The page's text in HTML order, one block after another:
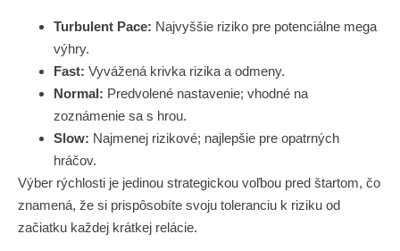
Turbulent Pace: Najvyššie riziko pre potenciálne mega
výhry.
Fast: Vyvážená krivka rizika a odmeny.
Normal: Predvolené nastavenie; vhodné na
zoznámenie sa s hrou.
Slow: Najmenej rizikové; najlepšie pre opatrných
hráčov.
Výber rýchlosti je jedinou strategickou voľbou pred štartom, čo
znamená, že si prispôsobíte svoju toleranciu k riziku od
začiatku každej krátkej relácie.